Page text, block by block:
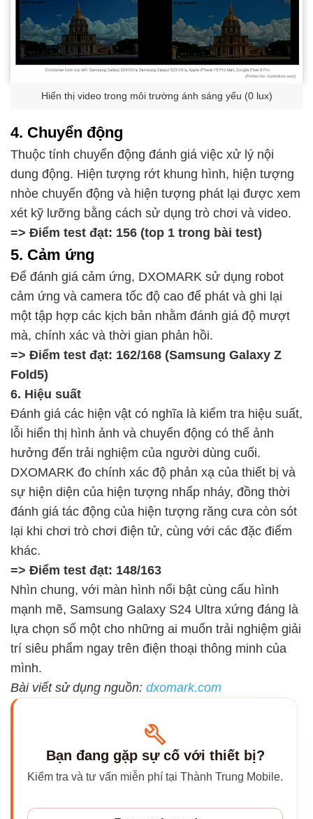
Hiển thị video trong môi trường ánh sáng yếu (0 lux)
4. Chuyển động
Thuộc tính chuyển động đánh giá việc xử lý nội
dung động. Hiện tượng rớt khung hình, hiện tượng
nhòe chuyển động và hiện tượng phát lại được xem
xét kỹ lưỡng bằng cách sử dụng trò chơi và video.
=> Điểm test đạt: 156 (top 1 trong bài test)
5. Cảm ứng
Để đánh giá cảm ứng, DXOMARK sử dụng robot
cảm ứng và camera tốc độ cao để phát và ghi lại
một tập hợp các kịch bản nhằm đánh giá độ mượt
mà, chính xác và thời gian phản hồi.
=> Điểm test đạt: 162/168 (Samsung Galaxy Z
Fold5)
6. Hiệu suất
Đánh giá các hiện vật có nghĩa là kiểm tra hiệu suất,
lỗi hiển thị hình ảnh và chuyển động có thể ảnh
hưởng đến trải nghiệm của người dùng cuối.
DXOMARK đo chính xác độ phản xạ của thiết bị và
sự hiện diện của hiện tượng nhấp nháy, đồng thời
đánh giá tác động của hiện tượng răng cưa còn sót
lại khi chơi trò chơi điện tử, cùng với các đặc điểm
khác.
=> Điểm test đạt: 148/163
Nhìn chung, với màn hình nổi bật cùng cấu hình
mạnh mẽ, Samsung Galaxy S24 Ultra xứng đáng là
lựa chọn số một cho những ai muốn trải nghiệm giải
trí siêu phẩm ngay trên điện thoại thông minh của
mình.
Bài viết sử dụng nguồn: dxomark.com
Bạn đang gặp sự cố với thiết bị?
Kiểm tra và tư vấn miễn phí tại Thành Trung Mobile.